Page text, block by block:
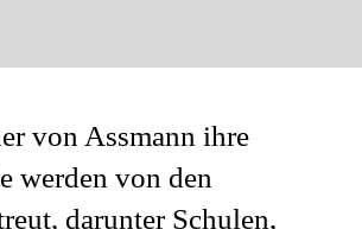
von Assmann ihre
werden von den
darunter Schulen,